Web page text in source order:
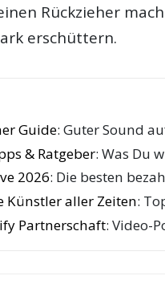
Rückzieher
erschüttern.
Guide: Guter Sound
& Ratgeber: Was Du
2026: Die besten
Künstler aller Zeiten:
Partnerschaft: Video-